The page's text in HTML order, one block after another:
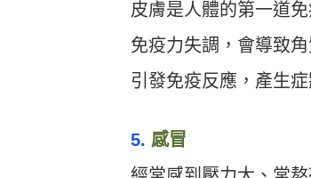
皮膚是人體的第一道
免疫力失調，會導致
引發免疫反應，產生症
5. 感冒